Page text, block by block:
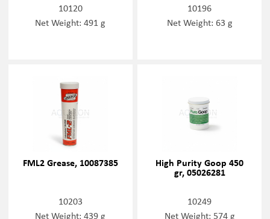
10120
Net Weight: 491 g
10196
Net Weight: 63 g
FML2 Grease, 10087385
10203
Net Weight: 439 g
High Purity Goop 450
gr, 05026281
10249
Net Weight: 574 g